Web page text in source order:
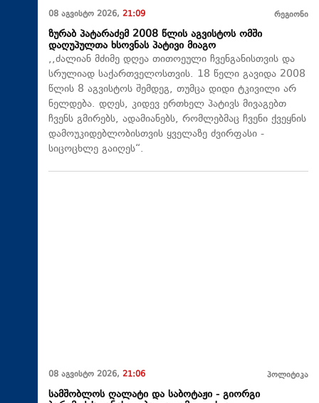
08 აგვისტო 2026, 21:09 რეგიონი
ზურაბ პატარაძემ 2008 წლის აგვისტოს ომში
დაღუპულთა ხსოვნას პატივი მიაგო
,,ძალიან მძიმე დღეა თითოეული ჩვენგანისთვის და
სრულიად საქართველოსთვის. 18 წელი გავიდა 2008
წლის 8 აგვისტოს შემდეგ, თუმცა დიდი ტკივილი არ
ნელდება. დღეს, კიდევ ერთხელ პატივს მივაგებთ
ჩვენს გმირებს, ადამიანებს, რომლებმაც ჩვენი ქვეყნის
დამოუკიდებლობისთვის ყველაზე ძვირფასი -
სიცოცხლე გაიღეს“.
08 აგვისტო 2026, 21:06 პოლიტიკა
სამშობლოს ღალატი და საბოტაჟი - გიორგი